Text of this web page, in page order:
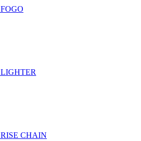
FOGO
LIGHTER
RISE CHAIN